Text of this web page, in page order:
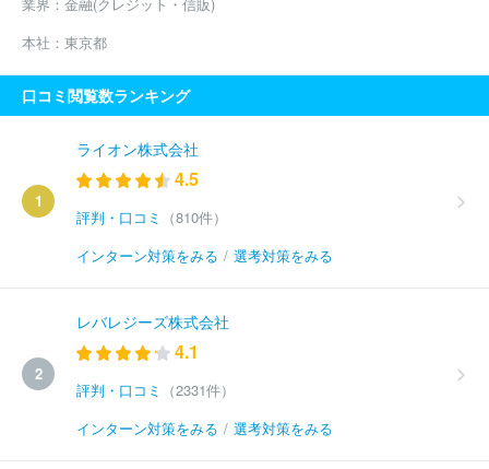
本社： 東京都
口コミ閲覧数ランキング
1
ライオン株式会社
4.5
評判・口コミ
（810件）
インターン対策をみる / 選考対策をみる
2
レバレジーズ株式会社
4.1
評判・口コミ
（2331件）
インターン対策をみる / 選考対策をみる